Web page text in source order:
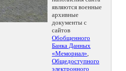
являются военные
архивные
документы с
сайтов
Обобщенного
Банка Данных
«Мемориал»,
Общедоступного
электронного